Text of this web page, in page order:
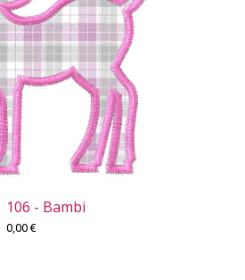
106 - Bambi
0,00€